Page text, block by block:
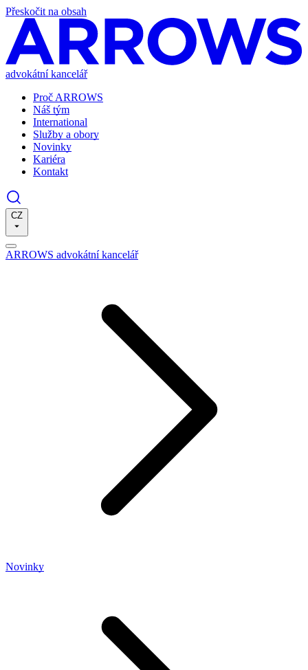
Přeskočit na obsah
advokátní kancelář
Proč ARROWS
Náš tým
International
Služby a obory
Novinky
Kariéra
Kontakt
CZ
ARROWS advokátní kancelář
Novinky